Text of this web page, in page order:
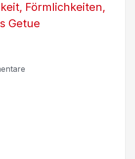
Förmlichkeiten,
Getue